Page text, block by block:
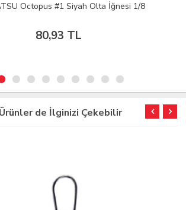
Octopus #1 Siyah Olta İğnesi 1/8
80,93 TL
de İlginizi Çekebilir